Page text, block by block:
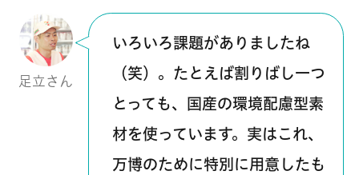
足立さん
いろいろ課題がありましたね
（笑）。たとえば割りばし一つ
とっても、国産の環境配慮型素
材を使っています。実はこれ、
万博のために特別に用意したも